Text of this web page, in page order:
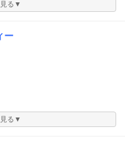
る▼
ー
る▼